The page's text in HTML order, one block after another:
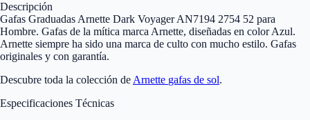
Descripción
Gafas Graduadas Arnette Dark Voyager AN7194 2754 52 para
Hombre. Gafas de la mítica marca Arnette, diseñadas en color Azul.
Arnette siempre ha sido una marca de culto con mucho estilo. Gafas
originales y con garantía.
Descubre toda la colección de Arnette gafas de sol.
Especificaciones Técnicas